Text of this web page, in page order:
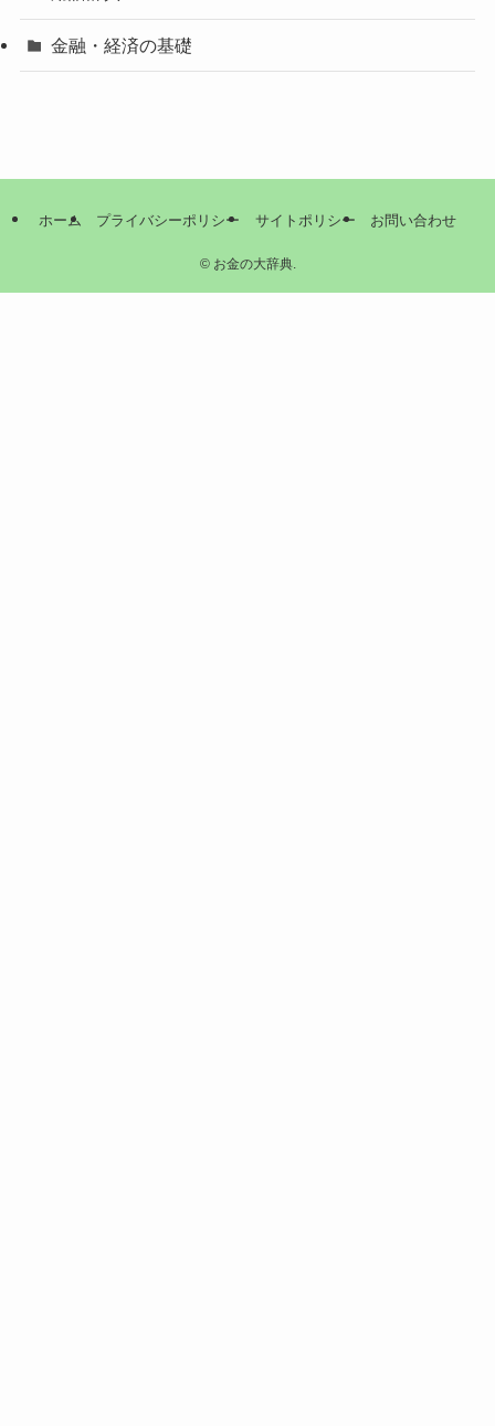
金融・経済の基礎
ホーム プライバシーポリシー サイトポリシー お問い合わせ
©お金の大辞典.